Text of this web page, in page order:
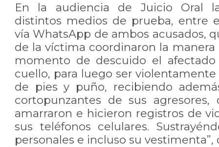
En la audiencia de Juicio Oral
distintos medios de prueba, entre
vía WhatsApp de ambos acusados,
de la víctima coordinaron la manera
momento de descuido el
cuello, para luego ser
de pies y puño, recibiendo
cortopunzantes de sus agresores,
amarraron e hicieron registros de
sus teléfonos celulares.
personales e incluso su vestimenta”,